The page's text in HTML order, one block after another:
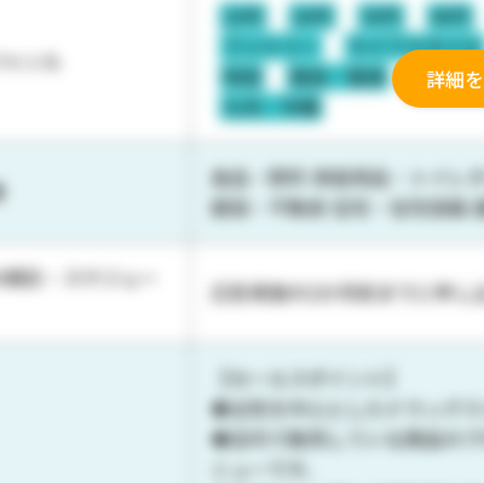
詳細
ンル
10代 20代 30代 40代
ファミリー
ライフスタイル
地域
美容／健康 富裕層
九州／沖縄
食品・飲料 家庭用品・トイレ
建設・不動産 住宅・住宅設備
日・スケジュー
広告実施の2か月前までに申し
【セールスポイント】
◆女性を中心としたドラッグス
◆店内で販売している商品の